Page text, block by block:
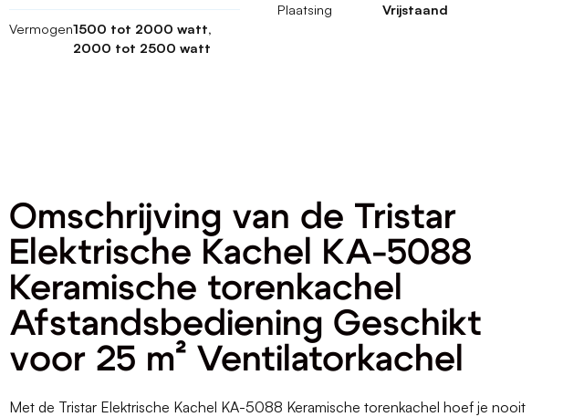
Vermogen1500 tot 2000 watt,
2000 tot 2500 watt
Plaatsing Vrijstaand
Omschrijving van de Tristar
Elektrische Kachel KA-5088
Keramische torenkachel
Afstandsbediening Geschikt
voor 25 m² Ventilatorkachel
Met de Tristar Elektrische Kachel KA-5088 Keramische torenkachel hoef je nooit